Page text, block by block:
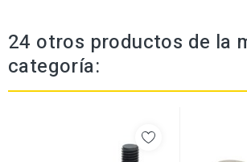
24 otros productos de la
categoría: